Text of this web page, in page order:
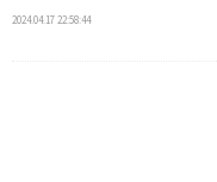
2024.04.17 22:58:44